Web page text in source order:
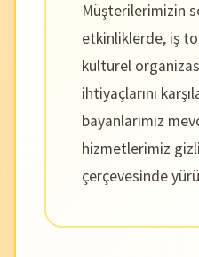
Müşterilerimizin
etkinliklerde, iş
kültürel
ihtiyaçlarını
bayanlarımız
hizmetlerimiz
çerçevesinde